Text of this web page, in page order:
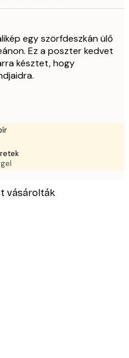
egy szörfdeszkán ülő
Ez a poszter kedvet
késztet, hogy
vásárolták